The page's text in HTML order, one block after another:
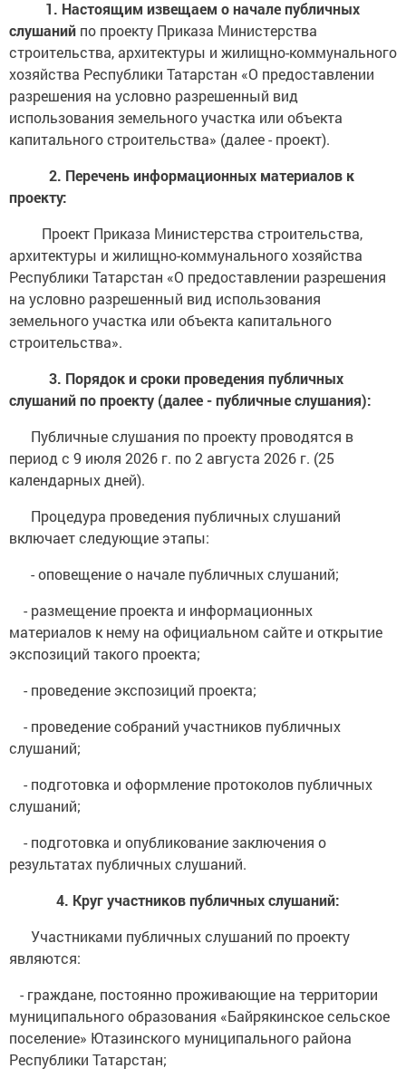
1. Настоящим извещаем о начале публичных
слушаний по проекту Приказа Министерства
строительства, архитектуры и жилищно-коммунального
хозяйства Республики Татарстан «О предоставлении
разрешения на условно разрешенный вид
использования земельного участка или объекта
капитального строительства» (далее - проект).
2. Перечень информационных материалов к
проекту:
Проект Приказа Министерства строительства,
архитектуры и жилищно-коммунального хозяйства
Республики Татарстан «О предоставлении разрешения
на условно разрешенный вид использования
земельного участка или объекта капитального
строительства».
3. Порядок и сроки проведения публичных
слушаний по проекту (далее - публичные слушания):
Публичные слушания по проекту проводятся в
период с 9 июля 2026 г. по 2 августа 2026 г. (25
календарных дней).
Процедура проведения публичных слушаний
включает следующие этапы:
- оповещение о начале публичных слушаний;
- размещение проекта и информационных
материалов к нему на официальном сайте и открытие
экспозиций такого проекта;
- проведение экспозиций проекта;
- проведение собраний участников публичных
слушаний;
- подготовка и оформление протоколов публичных
слушаний;
- подготовка и опубликование заключения о
результатах публичных слушаний.
4. Круг участников публичных слушаний:
Участниками публичных слушаний по проекту
являются:
- граждане, постоянно проживающие на территории
муниципального образования «Байрякинское сельское
поселение» Ютазинского муниципального района
Республики Татарстан;